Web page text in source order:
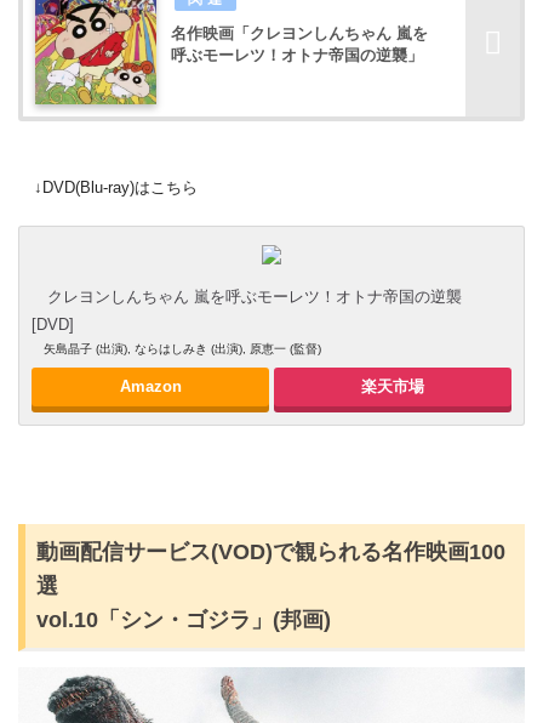
名作映画「クレヨンしんちゃん 嵐を
呼ぶモーレツ！オトナ帝国の逆襲」
↓DVD(Blu-ray)はこちら
クレヨンしんちゃん 嵐を呼ぶモーレツ！オトナ帝国の逆襲
[DVD]
矢島晶子 (出演), ならはしみき (出演), 原恵一 (監督)
Amazon 楽天市場
動画配信サービス(VOD)で観られる名作映画100
選
vol.10「シン・ゴジラ」(邦画)